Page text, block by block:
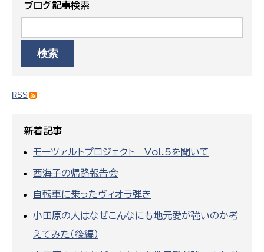
ブログ記事検索
RSS
新着記事
モーツァルトプロジェクト Vol.5を聞いて
西海子の帰路報告会
自転車に乗ったヴィオラ弾き
小田原の人はなぜこんなにも地元愛が強いのか考
えてみた（後編）